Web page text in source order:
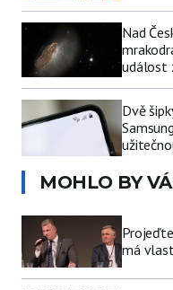
Nad
událost
Dvě
MOHLO BY
má